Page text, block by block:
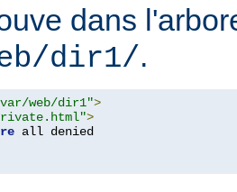
dans
dir1/.
web/dir1">
>
all denied